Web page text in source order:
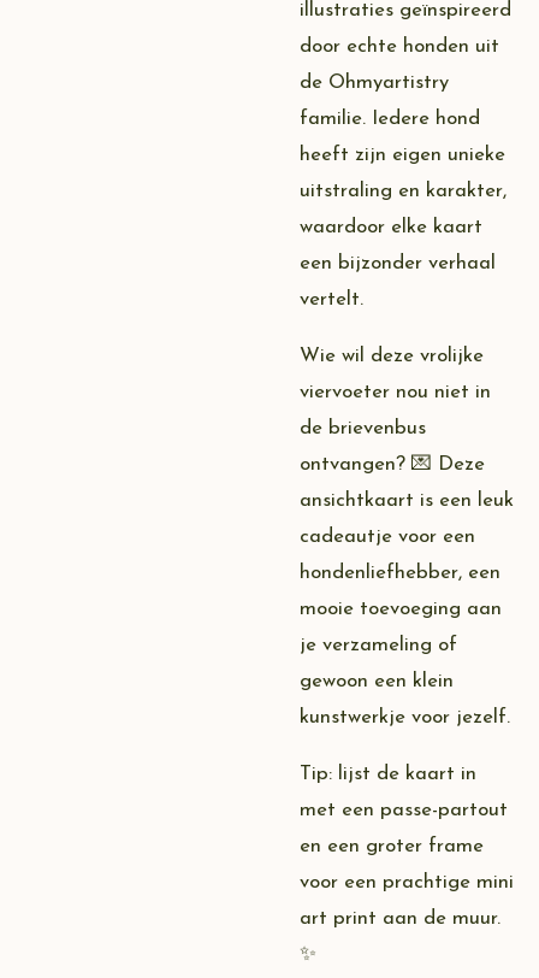
illustraties geïnspireerd
door echte honden uit
de Ohmyartistry
familie. Iedere hond
heeft zijn eigen unieke
uitstraling en karakter,
waardoor elke kaart
een bijzonder verhaal
vertelt.
Wie wil deze vrolijke
viervoeter nou niet in
de brievenbus
ontvangen? 💌 Deze
ansichtkaart is een leuk
cadeautje voor een
hondenliefhebber, een
mooie toevoeging aan
je verzameling of
gewoon een klein
kunstwerkje voor jezelf.
Tip: lijst de kaart in
met een passe-partout
en een groter frame
voor een prachtige mini
art print aan de muur.
✨